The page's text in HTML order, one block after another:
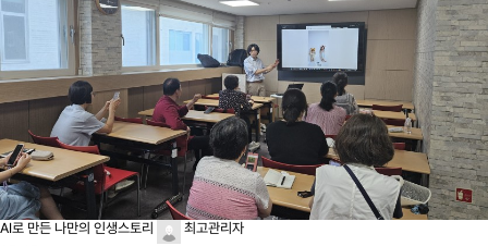
AI로 만든 나만의 인생스토리
최고관리자